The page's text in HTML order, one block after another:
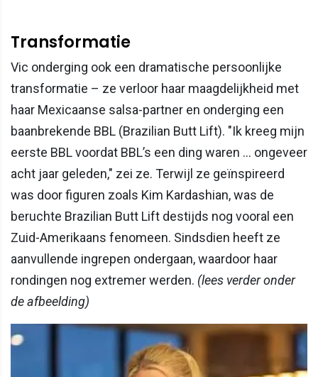
Transformatie
Vic onderging ook een dramatische persoonlijke
transformatie – ze verloor haar maagdelijkheid met
haar Mexicaanse salsa-partner en onderging een
baanbrekende BBL (Brazilian Butt Lift). "Ik kreeg mijn
eerste BBL voordat BBL’s een ding waren ... ongeveer
acht jaar geleden," zei ze. Terwijl ze geïnspireerd
was door figuren zoals Kim Kardashian, was de
beruchte Brazilian Butt Lift destijds nog vooral een
Zuid-Amerikaans fenomeen. Sindsdien heeft ze
aanvullende ingrepen ondergaan, waardoor haar
rondingen nog extremer werden. (lees verder onder
de afbeelding)